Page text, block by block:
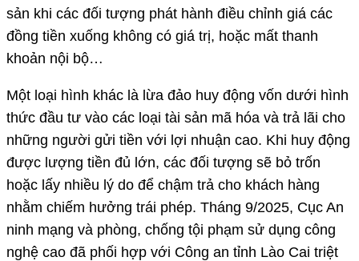
sản khi các đối tượng phát hành điều chỉnh giá các
đồng tiền xuống không có giá trị, hoặc mất thanh
khoản nội bộ…
Một loại hình khác là lừa đảo huy động vốn dưới hình
thức đầu tư vào các loại tài sản mã hóa và trả lãi cho
những người gửi tiền với lợi nhuận cao. Khi huy động
được lượng tiền đủ lớn, các đối tượng sẽ bỏ trốn
hoặc lấy nhiều lý do để chậm trả cho khách hàng
nhằm chiếm hưởng trái phép. Tháng 9/2025, Cục An
ninh mạng và phòng, chống tội phạm sử dụng công
nghệ cao đã phối hợp với Công an tỉnh Lào Cai triệt